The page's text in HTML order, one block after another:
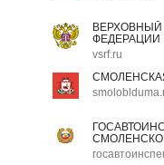
ФЕДЕРАЦИИ
vsrf.ru